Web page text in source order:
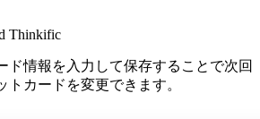
Thinkific
ド情報を入力して保存することで次回
カードを変更できます。